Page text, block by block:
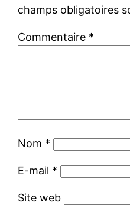
champs obligatoires
Commentaire *
Nom *
E-mail *
Site web